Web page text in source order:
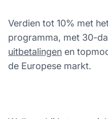
Verdien tot 10% met
programma, met 30-
uitbetalingen en
de Europese markt.